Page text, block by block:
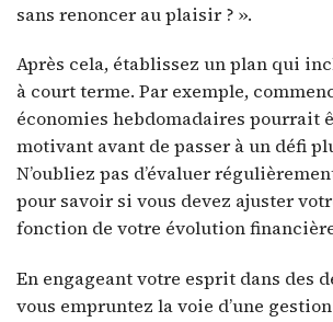
sans renoncer au plaisir ? ».
Après cela, établissez un plan qui
à court terme. Par exemple,
économies hebdomadaires pourrait
motivant avant de passer à un défi
N’oubliez pas d’évaluer
pour savoir si vous devez ajuster
fonction de votre évolution
En engageant votre esprit dans des
vous empruntez la voie d’une